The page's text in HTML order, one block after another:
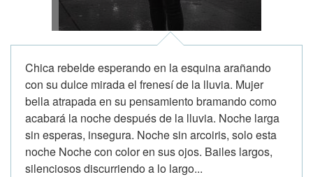
Chica rebelde esperando en la esquina arañando
con su dulce mirada el frenesí de la lluvia. Mujer
bella atrapada en su pensamiento bramando como
acabará la noche después de la lluvia. Noche larga
sin esperas, insegura. Noche sin arcoiris, solo esta
noche Noche con color en sus ojos. Bailes largos,
silenciosos discurriendo a lo largo...